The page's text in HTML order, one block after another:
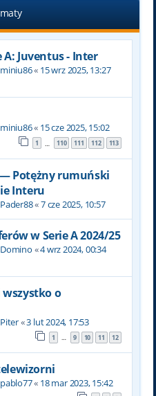
A: Juventus - Inter
miniu86« 15 wrz 2025, 13:27
miniu86« 15 cze 2025, 15:02
1 … 110 111 112 113
Potężny rumuński
Interu
Pader88«7 cze 2025, 10:57
w Serie A 2024/25
Domino «4 wrz 2024, 00:34
wszystko o
Piter«3 lut 2024, 17:53
1 … 9 10 11 12
pablo77« 18 mar 2023, 15:42